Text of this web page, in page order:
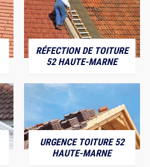
RÉFECTION DE TOITURE
52 HAUTE-MARNE
URGENCE TOITURE 52
HAUTE-MARNE